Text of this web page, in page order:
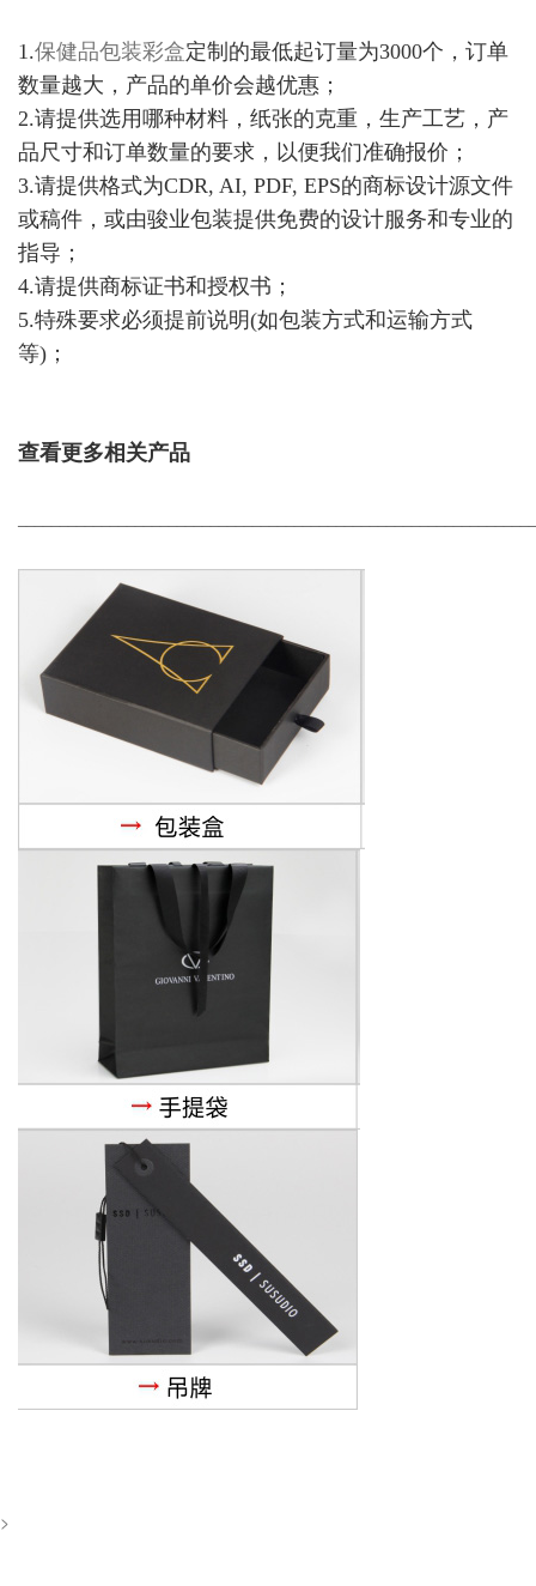
1.保健品包装彩盒定制的最低起订量为3000个，订单
数量越大，产品的单价会越优惠；
2.请提供选用哪种材料，纸张的克重，生产工艺，产
品尺寸和订单数量的要求，以便我们准确报价；
3.请提供格式为CDR, AI, PDF, EPS的商标设计源文件
或稿件，或由骏业包装提供免费的设计服务和专业的
指导；
4.请提供商标证书和授权书；
5.特殊要求必须提前说明(如包装方式和运输方式
等)；
查看更多相关产品
>